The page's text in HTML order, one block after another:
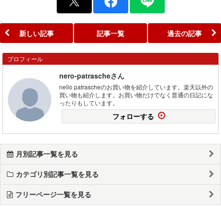
新しい記事 記事一覧 過去の記事
プロフィール
nero-patrascheさん
nello patrascheのお買い物を紹介しています。楽天以外の
買い物も紹介します。お買い物だけでなく普通の日記にな
ったりもしています。
フォローする
月別記事一覧を見る
カテゴリ別記事一覧を見る
フリーページ一覧を見る